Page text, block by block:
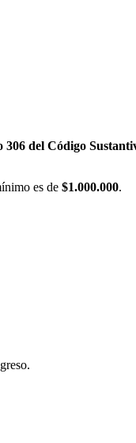
306 del Código
es de $1.000.000.